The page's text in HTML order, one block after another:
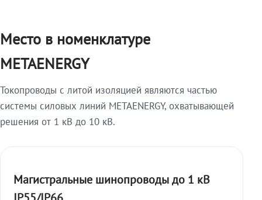
Место в номенклатуре
METAENERGY
Токопроводы с литой изоляцией являются частью
системы силовых линий METAENERGY, охватывающей
решения от 1 кВ до 10 кВ.
Магистральные шинопроводы до 1 кВ